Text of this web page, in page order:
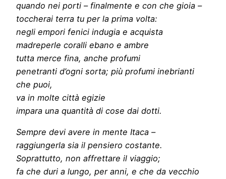
quando nei porti – finalmente e con che gioia –
toccherai terra tu per la prima volta:
negli empori fenici indugia e acquista
madreperle coralli ebano e ambre
tutta merce fina, anche profumi
penetranti d’ogni sorta; più profumi inebrianti
che puoi,
va in molte città egizie
impara una quantità di cose dai dotti.
Sempre devi avere in mente Itaca –
raggiungerla sia il pensiero costante.
Soprattutto, non affrettare il viaggio;
fa che duri a lungo, per anni, e che da vecchio